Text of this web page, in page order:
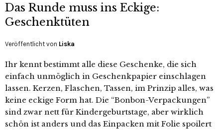
Das Runde muss ins Eckige:
Geschenktüten
Veröffentlicht von Liska
Ihr kennt bestimmt alle diese Geschenke, die sich
einfach unmöglich in Geschenkpapier einschlagen
lassen. Kerzen, Flaschen, Tassen, im Prinzip alles, was
keine eckige Form hat. Die “Bonbon-Verpackungen”
sind zwar nett für Kindergeburtstage, aber wirklich
schön ist anders und das Einpacken mit Folie spoilert